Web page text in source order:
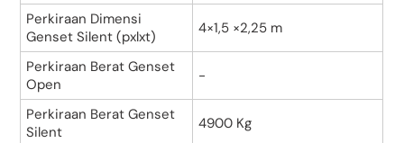
Perkiraan Dimensi
Genset Silent (pxlxt)
4×1,5 ×2,25 m
Perkiraan Berat Genset
Open
-
Perkiraan Berat Genset
Silent
4900 Kg